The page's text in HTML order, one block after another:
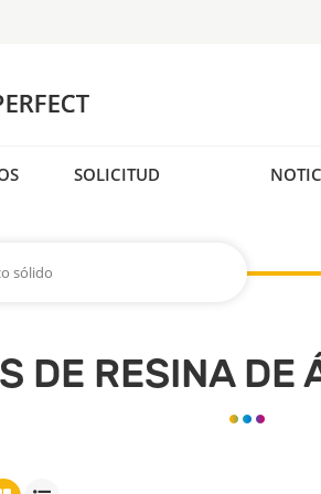
SOLICITUD
sólido
DE RESINA DE